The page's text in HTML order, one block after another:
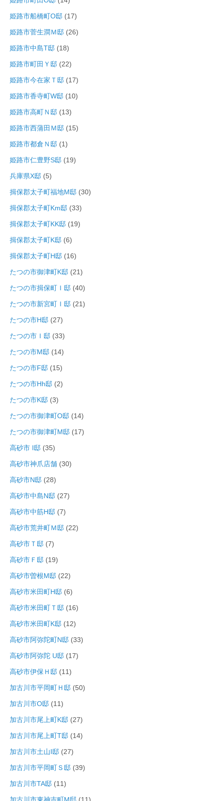
姫路市船橋町O邸 (17)
姫路市菅生澗Ｍ邸 (26)
姫路市中島T邸 (18)
姫路市町田Ｙ邸 (22)
姫路市今在家Ｔ邸 (17)
姫路市香寺町W邸 (10)
姫路市高町Ｎ邸 (13)
姫路市西蒲田Ｍ邸 (15)
姫路市都倉Ｎ邸 (1)
姫路市仁豊野S邸 (19)
兵庫県X邸 (5)
揖保郡太子町福地M邸 (30)
揖保郡太子町Km邸 (33)
揖保郡太子町KK邸 (19)
揖保郡太子町K邸 (6)
揖保郡太子町H邸 (16)
たつの市御津町K邸 (21)
たつの市揖保町Ｉ邸 (40)
たつの市新宮町Ｉ邸 (21)
たつの市H邸 (27)
たつの市Ｉ邸 (33)
たつの市M邸 (14)
たつの市F邸 (15)
たつの市Hh邸 (2)
たつの市K邸 (3)
たつの市御津町O邸 (14)
たつの市御津町M邸 (17)
高砂市 I邸 (35)
高砂市神爪店舗 (30)
高砂市N邸 (28)
高砂市中島N邸 (27)
高砂市中筋H邸 (7)
高砂市荒井町Ｍ邸 (22)
高砂市Ｔ邸 (7)
高砂市Ｆ邸 (19)
高砂市曽根M邸 (22)
高砂市米田町H邸 (6)
高砂市米田町Ｔ邸 (16)
高砂市米田町K邸 (12)
高砂市阿弥陀町N邸 (33)
高砂市阿弥陀 U邸 (17)
高砂市伊保Ｈ邸 (11)
加古川市平岡町Ｈ邸 (50)
加古川市O邸 (11)
加古川市尾上町K邸 (27)
加古川市尾上町T邸 (14)
加古川市土山I邸 (27)
加古川市平岡町Ｓ邸 (39)
加古川市TA邸 (11)